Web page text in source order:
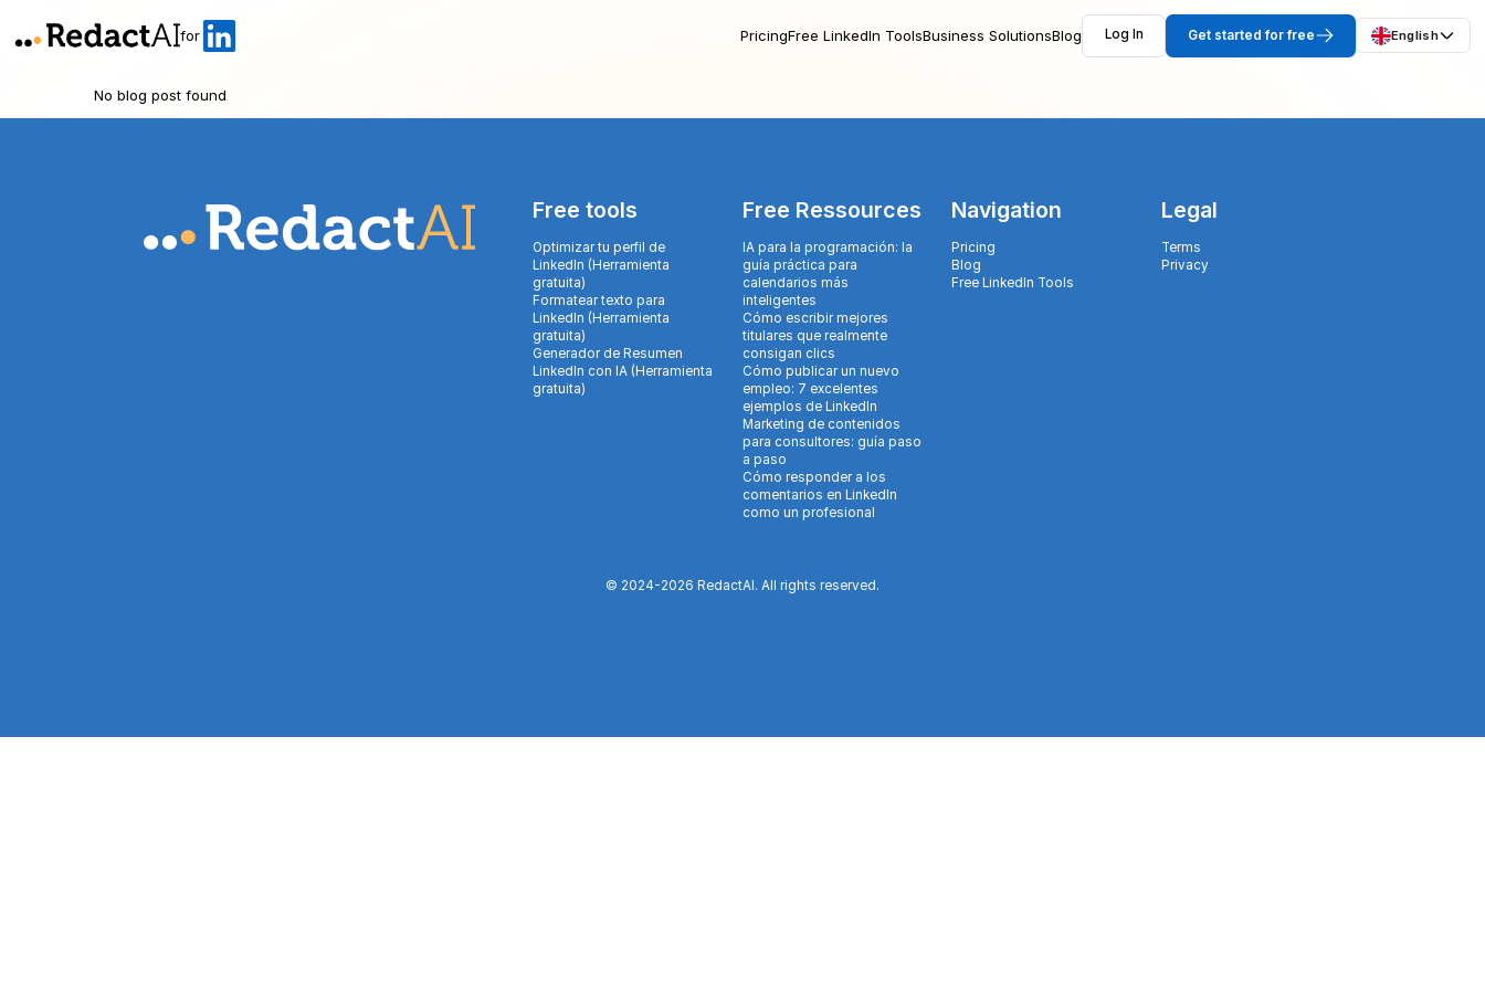
for PricingFree LinkedIn ToolsBusiness SolutionsBlog Log In Get started for free English
No blog post found
Free tools
Optimizar tu perfil de
LinkedIn (Herramienta
gratuita)
Formatear texto para
LinkedIn (Herramienta
gratuita)
Generador de Resumen
LinkedIn con IA (Herramienta
gratuita)
Free Ressources
IA para la programación: la
guía práctica para
calendarios más
inteligentes
Cómo escribir mejores
titulares que realmente
consigan clics
Cómo publicar un nuevo
empleo: 7 excelentes
ejemplos de LinkedIn
Marketing de contenidos
para consultores: guía paso
a paso
Cómo responder a los
comentarios en LinkedIn
como un profesional
Navigation
Pricing
Blog
Free LinkedIn Tools
Legal
Terms
Privacy
© 2024-2026 RedactAI. All rights reserved.